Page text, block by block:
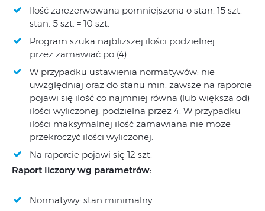
Ilość zarezerwowana pomniejszona o stan: 15 szt. –
stan: 5 szt. = 10 szt.
Program szuka najbliższej ilości podzielnej
przez zamawiać po (4).
W przypadku ustawienia normatywów: nie
uwzględniaj oraz do stanu min. zawsze na raporcie
pojawi się ilość co najmniej równa (lub większa od)
ilości wyliczonej, podzielna przez 4. W przypadku
ilości maksymalnej ilość zamawiana nie może
przekroczyć ilości wyliczonej.
Na raporcie pojawi się 12 szt.
Raport liczony wg parametrów:
Normatywy: stan minimalny